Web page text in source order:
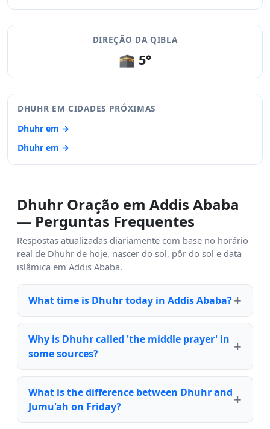
DIREÇÃO DA QIBLA
🕋 5°
DHUHR EM CIDADES PRÓXIMAS
Dhuhr em →
Dhuhr em →
Dhuhr Oração em Addis Ababa
— Perguntas Frequentes
Respostas atualizadas diariamente com base no horário
real de Dhuhr de hoje, nascer do sol, pôr do sol e data
islâmica em Addis Ababa.
What time is Dhuhr today in Addis Ababa?
Why is Dhuhr called 'the middle prayer' in
some sources?
What is the difference between Dhuhr and
Jumu'ah on Friday?